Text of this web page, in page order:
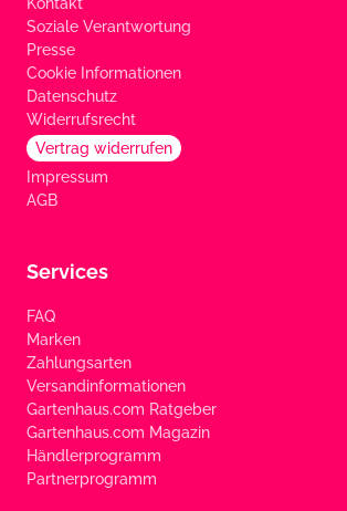
Kontakt
Soziale Verantwortung
Presse
Cookie Informationen
Datenschutz
Widerrufsrecht
Vertrag widerrufen
Impressum
AGB
Services
FAQ
Marken
Zahlungsarten
Versandinformationen
Gartenhaus.com Ratgeber
Gartenhaus.com Magazin
Händlerprogramm
Partnerprogramm